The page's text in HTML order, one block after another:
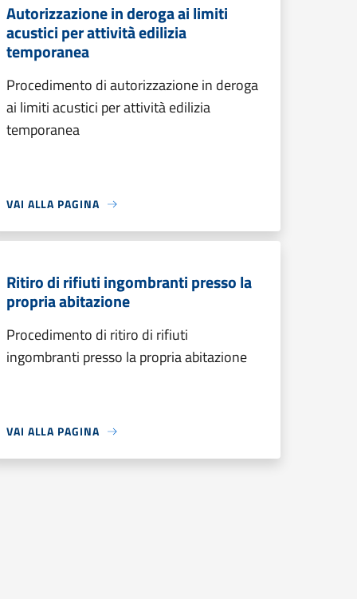
Autorizzazione in deroga ai limiti
acustici per attività edilizia
temporanea
Procedimento di autorizzazione in deroga
ai limiti acustici per attività edilizia
temporanea
VAI ALLA PAGINA
Ritiro di rifiuti ingombranti presso la
propria abitazione
Procedimento di ritiro di rifiuti
ingombranti presso la propria abitazione
VAI ALLA PAGINA